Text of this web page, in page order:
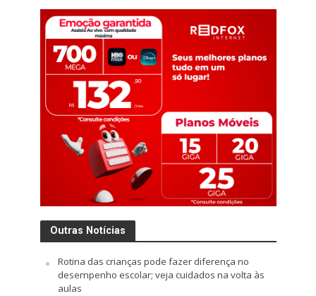
Outras Notícias
Rotina das crianças pode fazer diferença no
desempenho escolar; veja cuidados na volta às
aulas